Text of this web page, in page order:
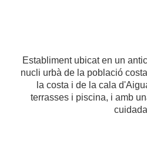
Establiment ubicat en un
nucli urbà de la població
la costa i de la cala
terrasses i piscina, i amb